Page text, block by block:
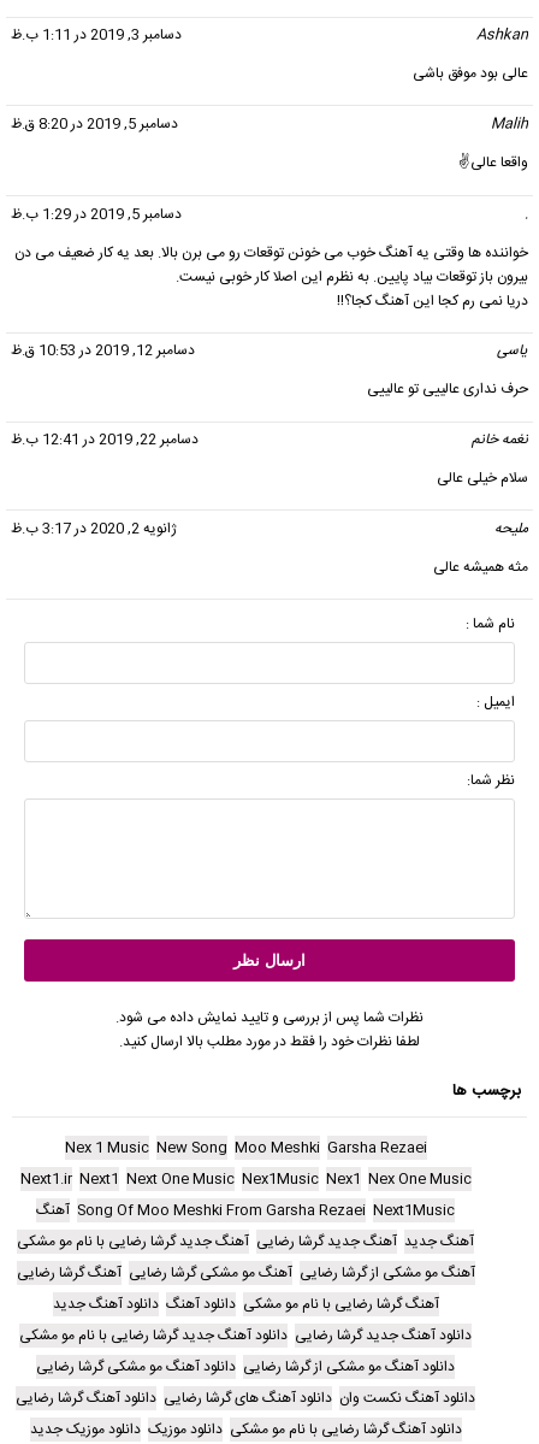
Ashkan
دسامبر 3, 2019 در 1:11 ب.ظ
عالی بود موفق باشی
Malih
دسامبر 5, 2019 در 8:20 ق.ظ
واقعا عالی✌
.
دسامبر 5, 2019 در 1:29 ب.ظ
خواننده ها وقتی یه آهنگ خوب می خونن توقعات رو می برن بالا. بعد یه کار ضعیف می دن
بیرون باز توقعات بیاد پایین. به نظرم این اصلا کار خوبی نیست.
دریا نمی رم کجا این آهنگ کجا؟!!
یاسی
دسامبر 12, 2019 در 10:53 ق.ظ
حرف نداری عالییی تو عالییی
نغمه خانم
دسامبر 22, 2019 در 12:41 ب.ظ
سلام خیلی عالی
ملیحه
ژانویه 2, 2020 در 3:17 ب.ظ
مثه همیشه عالی
نام شما :
ایمیل :
نظر شما:
نظرات شما پس از بررسی و تایید نمایش داده می شود.
لطفا نظرات خود را فقط در مورد مطلب بالا ارسال کنید.
برچسب ها
Garsha Rezaei
Moo Meshki
New Song
Nex 1 Music
Nex One Music
Nex1
Nex1Music
Next One Music
Next1
Next1.ir
Next1Music
Song Of Moo Meshki From Garsha Rezaei آهنگ
آهنگ جدید آهنگ جدید گرشا رضایی آهنگ جدید گرشا رضایی با نام مو مشکی
آهنگ مو مشکی از گرشا رضایی آهنگ مو مشکی گرشا رضایی آهنگ گرشا رضایی
آهنگ گرشا رضایی با نام مو مشکی دانلود آهنگ دانلود آهنگ جدید
دانلود آهنگ جدید گرشا رضایی دانلود آهنگ جدید گرشا رضایی با نام مو مشکی
دانلود آهنگ مو مشکی از گرشا رضایی دانلود آهنگ مو مشکی گرشا رضایی
دانلود آهنگ نکست وان دانلود آهنگ های گرشا رضایی دانلود آهنگ گرشا رضایی
دانلود آهنگ گرشا رضایی با نام مو مشکی دانلود موزیک دانلود موزیک جدید